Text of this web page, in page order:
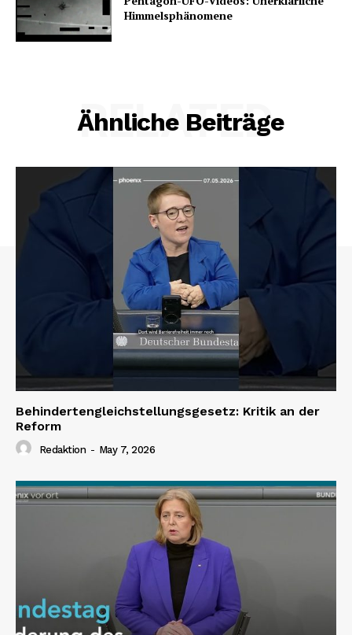
Himmelsphänomene
Ähnliche Beiträge
RELATED
Behindertengleichstellungsgesetz: Kritik an der
Reform
Redaktion - May 7, 2026